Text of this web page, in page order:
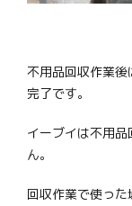
不用品回収作業
完了です。
イーブイは不用
ん。
回収作業で使っ